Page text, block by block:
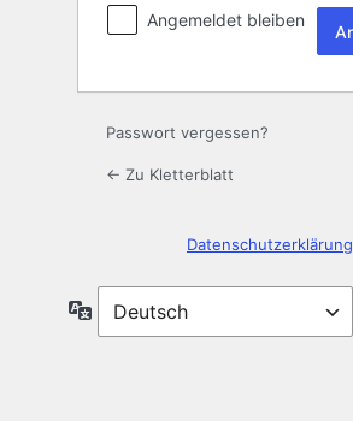
Angemeldet bleiben
Passwort vergessen?
← Zu Kletterblatt
Datenschutzerklärung
Sprache